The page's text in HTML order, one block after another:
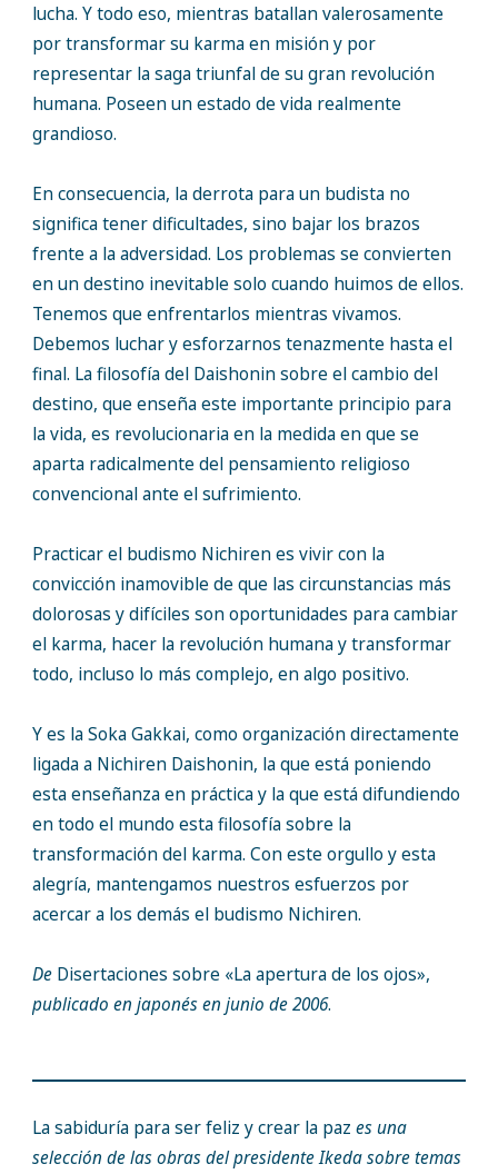
lucha. Y todo eso, mientras batallan valerosamente
por transformar su karma en misión y por
representar la saga triunfal de su gran revolución
humana. Poseen un estado de vida realmente
grandioso.
En consecuencia, la derrota para un budista no
significa tener dificultades, sino bajar los brazos
frente a la adversidad. Los problemas se convierten
en un destino inevitable solo cuando huimos de ellos.
Tenemos que enfrentarlos mientras vivamos.
Debemos luchar y esforzarnos tenazmente hasta el
final. La filosofía del Daishonin sobre el cambio del
destino, que enseña este importante principio para
la vida, es revolucionaria en la medida en que se
aparta radicalmente del pensamiento religioso
convencional ante el sufrimiento.
Practicar el budismo Nichiren es vivir con la
convicción inamovible de que las circunstancias más
dolorosas y difíciles son oportunidades para cambiar
el karma, hacer la revolución humana y transformar
todo, incluso lo más complejo, en algo positivo.
Y es la Soka Gakkai, como organización directamente
ligada a Nichiren Daishonin, la que está poniendo
esta enseñanza en práctica y la que está difundiendo
en todo el mundo esta filosofía sobre la
transformación del karma. Con este orgullo y esta
alegría, mantengamos nuestros esfuerzos por
acercar a los demás el budismo Nichiren.
DeDisertaciones sobre «La apertura de los ojos»,
publicado en japonés en junio de 2006.
La sabiduría para ser feliz y crear la paz es una
selección de las obras del presidente Ikeda sobre temas